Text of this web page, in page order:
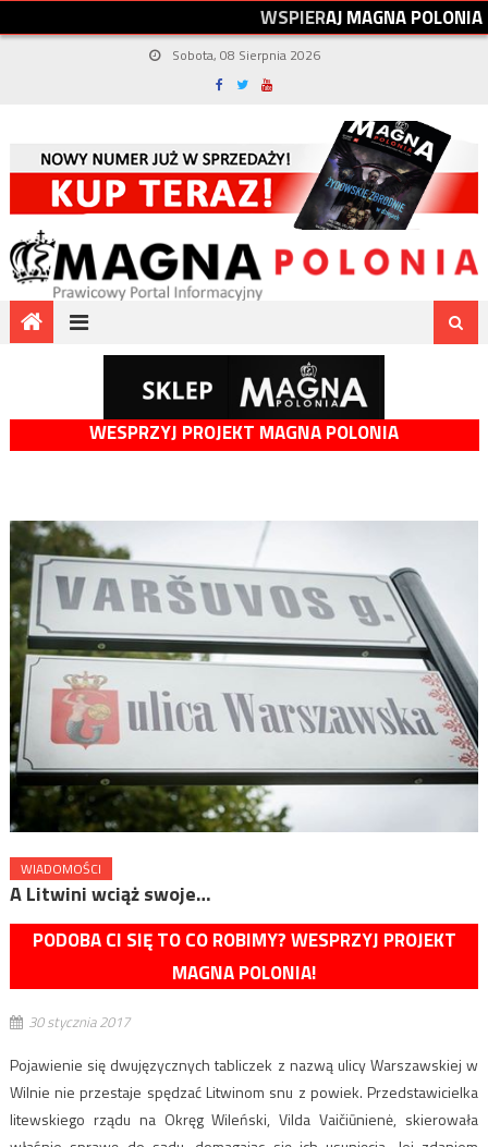
WSPIERAJMAGNAPOLONIA
Sobota, 08 Sierpnia 2026
WESPRZYJ PROJEKT MAGNA POLONIA
WIADOMOŚCI
A Litwini wciąż swoje…
PODOBA CI SIĘ TO CO ROBIMY? WESPRZYJ PROJEKT
MAGNA POLONIA!
30 stycznia 2017
Pojawienie się dwujęzycznych tabliczek z nazwą ulicy Warszawskiej w
Wilnie nie przestaje spędzać Litwinom snu z powiek. Przedstawicielka
litewskiego rządu na Okręg Wileński, Vilda Vaičiūnienė, skierowała